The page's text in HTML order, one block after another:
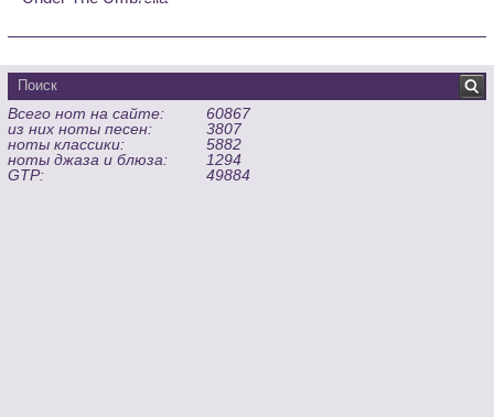
Всего нот на сайте:
60867
из них ноты песен:
3807
ноты классики:
5882
ноты джаза и блюза:
1294
GTP:
49884